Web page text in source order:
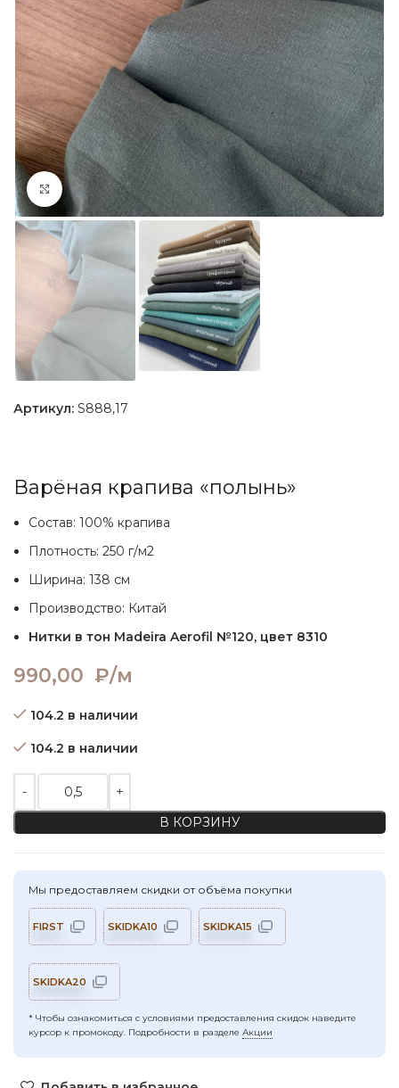
Увеличить
Артикул: S888,17
Варёная крапива «полынь»
Состав: 100% крапива
Плотность: 250 г/м2
Ширина: 138 см
Производство: Китай
Нитки в тон Madeira Aerofil №120, цвет 8310
990,00 ₽/м
104.2 в наличии
104.2 в наличии
Количество товара Варёная крапива "полынь"
В КОРЗИНУ
Мы предоставляем скидки от объёма покупки
FIRST SKIDKA10 SKIDKA15
SKIDKA20
* Чтобы ознакомиться с условиями предоставления скидок наведите
курсор к промокоду. Подробности в разделе Акции